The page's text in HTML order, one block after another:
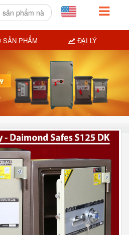
SẢN PHẨM ĐẠI LÝ